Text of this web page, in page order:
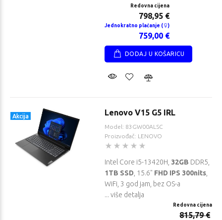
Redovna cijena
798,95 €
Jednokratno plaćanje ( )
759,00 €
DODAJ U KOŠARICU
Akcija Lenovo V15 G5 IRL
Model: 83GW00ALSC
Proizvođač: LENOVO
Intel Core i5-13420H, 32GB DDR5,
1TB SSD , 15.6" FHD IPS 300nits
WiFi, 3 god jam, bez OS-a
... više detalja
Redovna cijena
815,79 €